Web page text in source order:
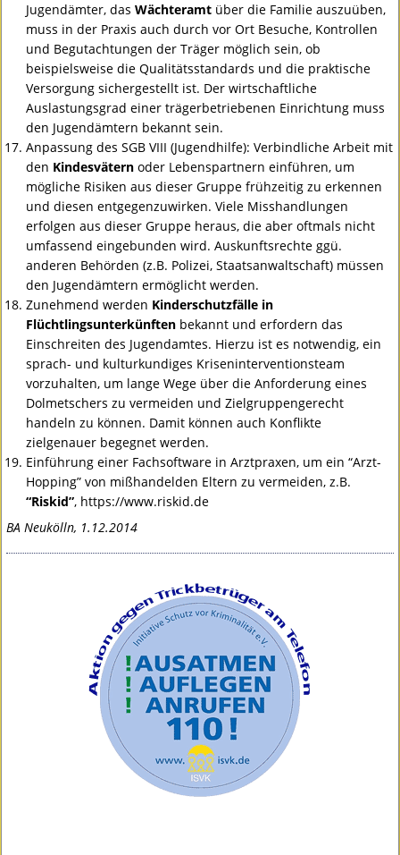
Jugendämter, dasWächteramt über die Familie auszuüben,
muss in der Praxis auch durch vor Ort Besuche, Kontrollen
und Begutachtungen der Träger möglich sein, ob
beispielsweise die Qualitätsstandards und die praktische
Versorgung sichergestellt ist. Der wirtschaftliche
Auslastungsgrad einer trägerbetriebenen Einrichtung muss
den Jugendämtern bekannt sein.
Anpassung desSGB VIII (Jugendhilfe): Verbindliche Arbeit mit
den Kindesvätern oder Lebenspartnern einführen, um
mögliche Risiken aus dieser Gruppe frühzeitig zu erkennen
und diesen entgegenzuwirken. Viele Misshandlungen
erfolgen aus dieser Gruppe heraus, die aber oftmals nicht
umfassend eingebunden wird. Auskunftsrechte ggü.
anderen Behörden (z.B. Polizei, Staatsanwaltschaft) müssen
den Jugendämtern ermöglicht werden.
Zunehmend werden Kinderschutzfälle in
Flüchtlingsunterkünften bekannt und erfordern das
Einschreiten des Jugendamtes. Hierzu ist es notwendig, ein
sprach- und kulturkundiges Kriseninterventionsteam
vorzuhalten, um lange Wege über die Anforderung eines
Dolmetschers zu vermeiden und Zielgruppengerecht
handeln zu können. Damit können auch Konflikte
zielgenauer begegnet werden.
Einführung einer Fachsoftware in Arztpraxen, um ein “Arzt-
Hopping” von mißhandelden Eltern zu vermeiden, z.B.
“Riskid”, https://www.riskid.de
BA Neukölln, 1.12.2014